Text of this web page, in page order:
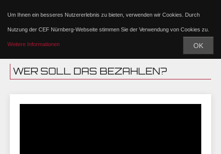
Um Ihnen ein besseres Nutzererlebnis zu bieten, verwenden wir Cookies. Durch
Nutzung der CEF Nürnberg-Webseite stimmen Sie der Verwendung von Cookies zu.
Weitere Informationen OK
WER SOLL DAS BEZAHLEN?